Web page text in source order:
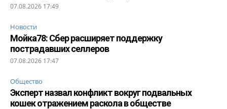
07.08.2026 17:49
Новости
Мойка78: Сбер расширяет поддержку
пострадавших селлеров
07.08.2026 17:47
Общество
Эксперт назвал конфликт вокруг подвальных
кошек отражением раскола в обществе